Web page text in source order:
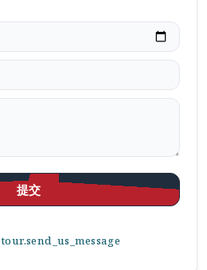
提交
tour.send_us_message